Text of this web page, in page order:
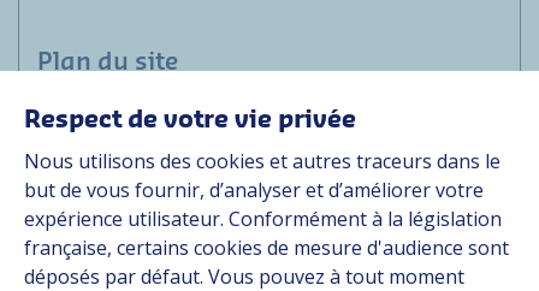
Plan du site
Applications
Solutions
Ressources
À propos
Carrière
Respect de votre vie privée
Nous utilisons des cookies et autres traceurs dans le
but de vous fournir, d’analyser et d’améliorer votre
expérience utilisateur. Conformément à la législation
française, certains cookies de mesure d'audience sont
déposés par défaut. Vous pouvez à tout moment